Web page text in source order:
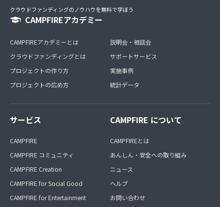
クラウドファンディングのノウハウを無料で学ぼう
CAMPFIREアカデミー
CAMPFIREアカデミーとは
クラウドファンディングとは
プロジェクトの作り方
プロジェクトの広め方
説明会・相談会
サポートサービス
実施事例
統計データ
サービス
CAMPFIRE
CAMPFIRE コミュニティ
CAMPFIRE Creation
CAMPFIRE for Social Good
CAMPFIRE for Entertainment
CAMPFIRE について
CAMPFIREとは
あんしん・安全への取り組み
ニュース
ヘルプ
お問い合わせ